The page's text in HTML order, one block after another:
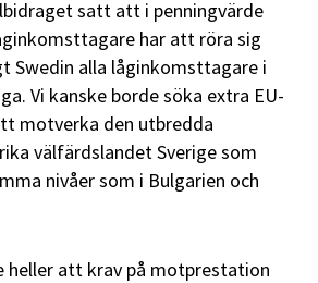
satt att i penningvärde
har att röra sig
Swedin alla låginkomsttagare i
Vi kanske borde söka extra EU-
motverka den utbredda
välfärdslandet Sverige som
nivåer som i Bulgarien och
heller att krav på motprestation